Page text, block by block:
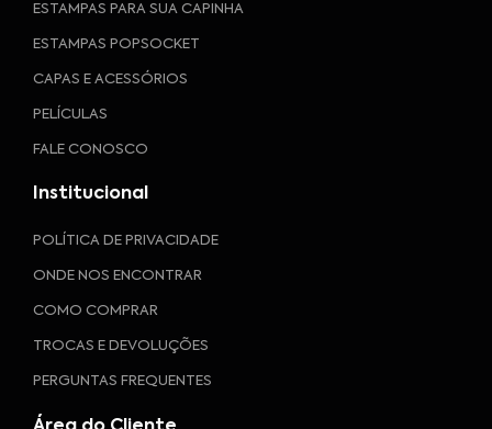
ESTAMPAS PARA SUA CAPINHA
ESTAMPAS POPSOCKET
CAPAS E ACESSÓRIOS
PELÍCULAS
FALE CONOSCO
Institucional
POLÍTICA DE PRIVACIDADE
ONDE NOS ENCONTRAR
COMO COMPRAR
TROCAS E DEVOLUÇÕES
PERGUNTAS FREQUENTES